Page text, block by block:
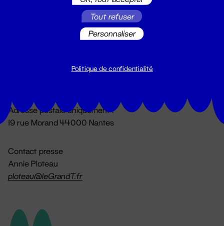
Du lundi au vendredi 14h → 18h
Adresse postale uniquement :
19 rue Morand 44000 Nantes
Contact presse
Annie Ploteau
ploteau@leGrandT.fr
Tout refuser
Personnaliser
Politique de confidentialité